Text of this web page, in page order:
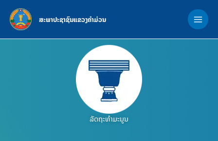
content
ສະພາປະຊາຊົນແຂວງຄຳມ່ວນ
ລັດຖະທຳມະນູນ